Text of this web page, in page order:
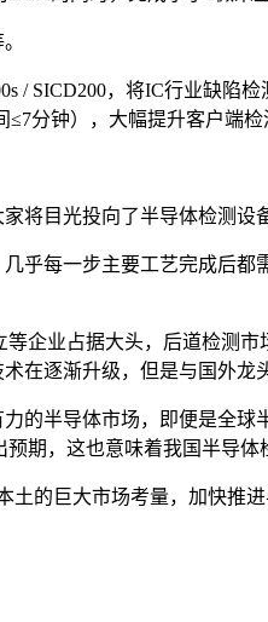
/ SICD200，将IC行业缺陷
分钟），大幅提升客户端
将目光投向了半导体检测设
乎每一步主要工艺完成后
企业占据大头，后道检测
在逐渐升级，但是与国外龙
的半导体市场，即便是全
期，这也意味着我国半导体
的巨大市场考量，加快推